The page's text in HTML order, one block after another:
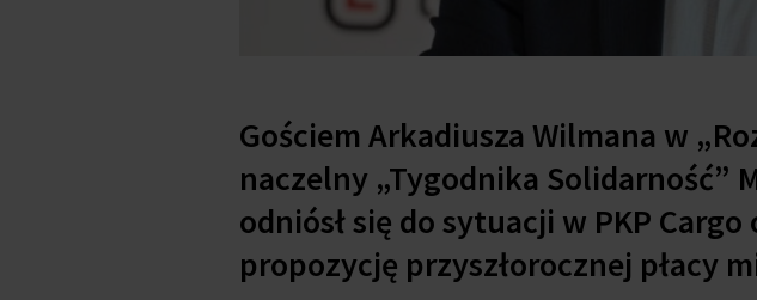
Gościem Arkadiusza Wilmana w
naczelny „Tygodnika Solidarność”
odniósł się do sytuacji w PKP
propozycję przyszłorocznej płacy